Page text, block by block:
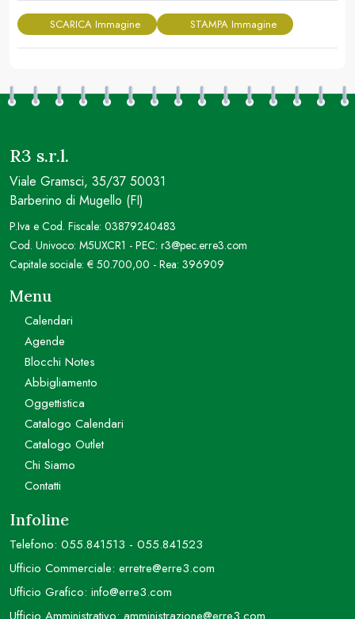
SCARICA Immagine STAMPA Immagine
R3 s.r.l.
Viale Gramsci, 35/37 50031
Barberino di Mugello (FI)
P.Iva e Cod. Fiscale: 03879240483
Cod. Univoco: M5UXCR1 - PEC: r3@pec.erre3.com
Capitale sociale: € 50.700,00 - Rea: 396909
Menu
Calendari
Agende
Blocchi Notes
Abbigliamento
Oggettistica
Catalogo Calendari
Catalogo Outlet
Chi Siamo
Contatti
Infoline
Telefono: 055.841513 - 055.841523
Ufficio Commerciale: erretre@erre3.com
Ufficio Grafico: info@erre3.com